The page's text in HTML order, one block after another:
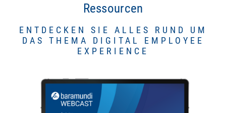
Ressourcen
ENTDECKEN SIE ALLES RUND UM
DAS THEMA DIGITAL EMPLOYEE
EXPERIENCE